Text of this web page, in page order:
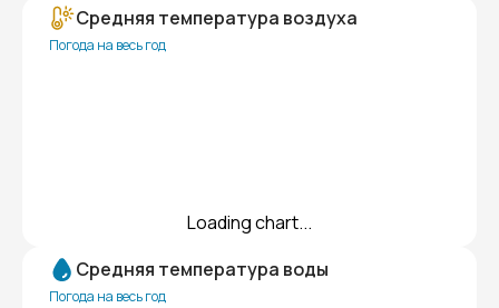
Средняя температура воздуха
Погода на весь год
Loading chart...
Средняя температура воды
Погода на весь год